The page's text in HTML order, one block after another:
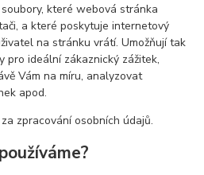
které webová stránka
a které poskytuje internetový
na stránku vrátí. Umožňují tak
pro ideální zákaznický zážitek,
Vám na míru, analyzovat
apod.
zpracování osobních údajů.